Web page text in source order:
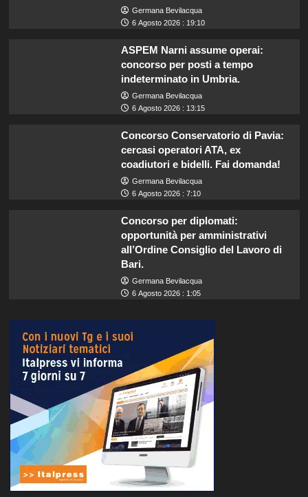
Germana Bevilacqua
6 Agosto 2026 : 19:10
ASPEM Narni assume operai:
concorso per posti a tempo
indeterminato in Umbria.
Germana Bevilacqua
6 Agosto 2026 : 13:15
Concorso Conservatorio di Pavia:
cercasi operatori ATA, ex
coadiutori e bidelli. Fai domanda!
Germana Bevilacqua
6 Agosto 2026 : 7:10
Concorso per diplomati:
opportunità per amministrativi
all’Ordine Consiglio del Lavoro di
Bari.
Germana Bevilacqua
6 Agosto 2026 : 1:05